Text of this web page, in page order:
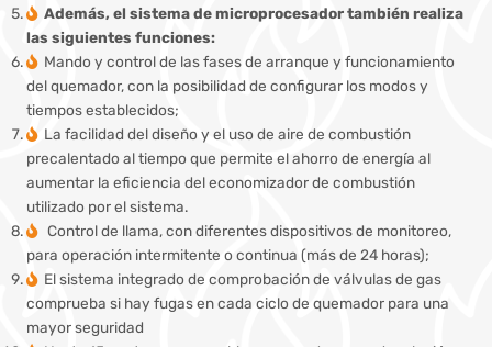
Además, el sistema de microprocesador también realiza
las siguientes funciones:
Mando y control de las fases de arranque y funcionamiento
del quemador, con la posibilidad de configurar los modos y
tiempos establecidos;
La facilidad del diseño y el uso de aire de combustión
precalentado al tiempo que permite el ahorro de energía al
aumentar la eficiencia del economizador de combustión
utilizado por el sistema.
Control de llama, con diferentes dispositivos de monitoreo,
para operación intermitente o continua (más de 24 horas);
El sistema integrado de comprobación de válvulas de gas
comprueba si hay fugas en cada ciclo de quemador para una
mayor seguridad